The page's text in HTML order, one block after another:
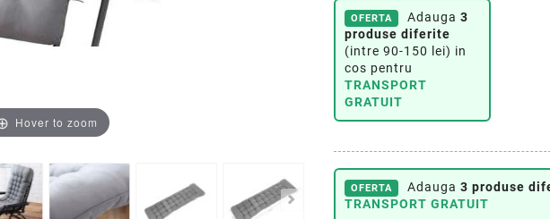
Hover to zoom
OFERTA Adauga 3
produse diferite
(intre 90-150 lei) in
cos pentru
TRANSPORT
GRATUIT
OFERTA Adauga 3 produse
TRANSPORT GRATUIT